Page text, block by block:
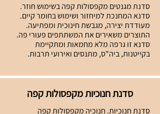
סדנת מגנטים מקפסולות קפה בשימוש חוזר.
סדנא המחנכת למיחזור ושימוש בחומר קיים.
מעודדת יצירה, מגבשת חינוכית ומפתיעה.
התוצרים משאירים את המשתתפים פעורי פה.
סדנא זו גרפה מלא מחמאות ומתקיימת
בקייטנות, ביה"ס, מתנסים ואירועי תרבות.
סדנת חנוכיות מקפסולות קפה
סדנת חנוכיות. חנוכיה מקפסולות קפה